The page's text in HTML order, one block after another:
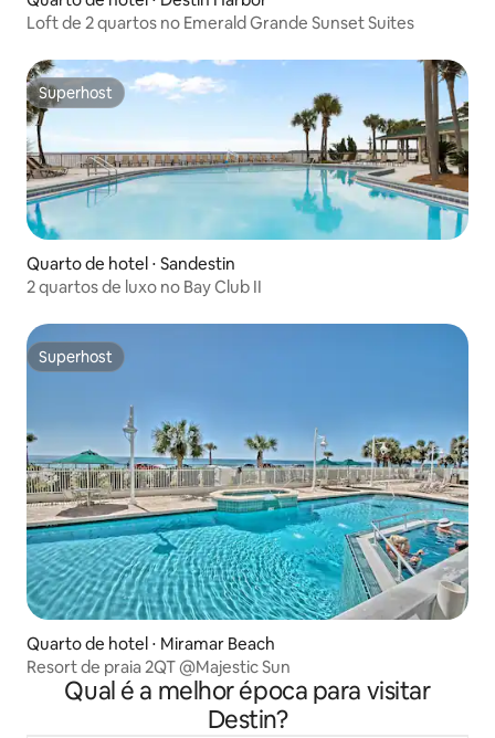
Loft de 2 quartos no Emerald Grande Sunset Suites
Superhost
Superhost
Quarto de hotel ⋅ Sandestin
2 quartos de luxo no Bay Club II
Superhost
Superhost
Quarto de hotel ⋅ Miramar Beach
Resort de praia 2QT @Majestic Sun
Qual é a melhor época para visitar
Destin?